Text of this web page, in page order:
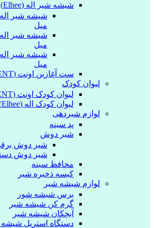
شیشه شیر اله (Elhee)
میل
میل
میل
ست آغازین اونت (AVENT)
لیوان کودک
لیوان کودک اونت (AVENT)
لیوان کودک اله (Elhee)
لوازم شیردهی
پد سینه
شیر دوش
شیر دوش
شیر دوش
محافظ سینه
کیسه ذخیره شیر
لوازم شیشه شیر
برس شیشه شور
گرم کن شیشه شیر
آبچکان شیشه شیر
دستگاه استریل شیشه